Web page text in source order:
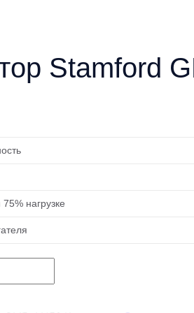
Stamford
нагрузке